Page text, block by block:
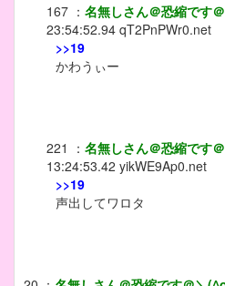
167 ： 名無しさん＠恐縮です
23:54:52.94 qT2PnPWr0.net
>>19
かわうぃー
221 ： 名無しさん＠恐縮です
13:24:53.42 yikWE9Ap0.net
>>19
声出してワロタ